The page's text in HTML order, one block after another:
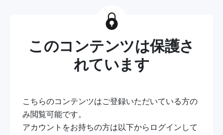
このコンテンツは保護さ
れています
こちらのコンテンツはご登録いただいている方の
み閲覧可能です。
アカウントをお持ちの方は以下からログインして